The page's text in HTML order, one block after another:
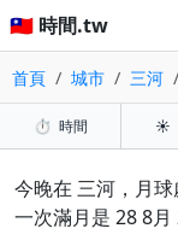
🇹🇼 時間.tw
首頁 城市 三河
⏱️ 時間 ☀️
今晚在 三河，月
一次滿月是 28 8月